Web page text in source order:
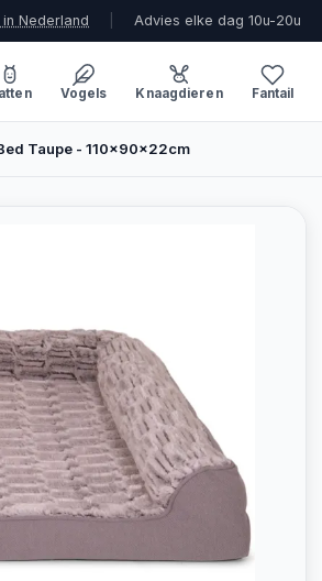
Nederland Advies elke dag 10u-20u
Vogels Knaagdieren Fantail
Taupe - 110x90x22cm